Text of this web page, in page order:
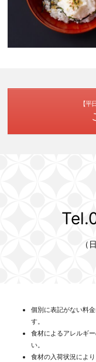
【平
（
個別に表記がない料
す。
食材によるアレルギ
い。
食材の入荷状況によ